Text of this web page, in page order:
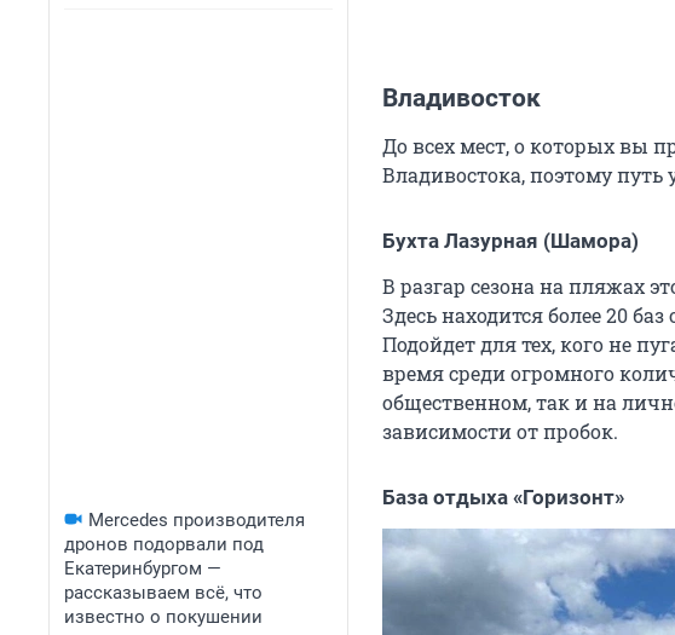
Mercedes производителя
дронов подорвали под
Екатеринбургом —
рассказываем всё, что
известно о покушении
Владивосток
До всех мест, о которых вы
Владивостока, поэтому путь
Бухта Лазурная (Шамора)
В разгар сезона на пляжах
Здесь находится более 20
Подойдет для тех, кого не
время среди огромного
общественном, так и на
зависимости от пробок.
База отдыха «Горизонт»